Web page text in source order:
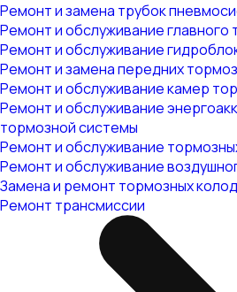
Ремонт и замена трубок
Ремонт и обслуживание главного
Ремонт и обслуживание
Ремонт и замена передних
Ремонт и обслуживание камер
Ремонт и обслуживание
тормозной системы
Ремонт и обслуживание
Ремонт и обслуживание
Замена и ремонт тормозных
Ремонт трансмиссии